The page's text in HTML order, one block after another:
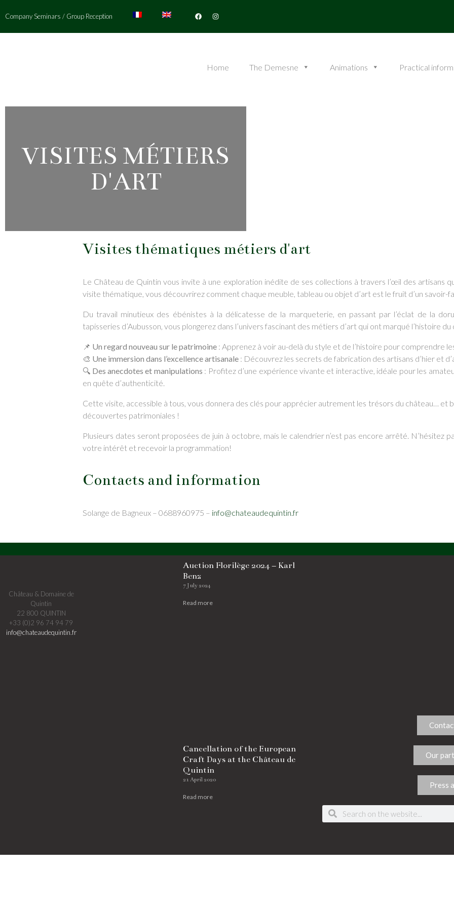
Company Seminars / Group Reception
Home The Demesne Animations Practical
VISITES MÉTIERS
D'ART
Visites thématiques métiers d'art
Le Château de Quintin vous invite à une exploration inédite de ses collections à travers l’œil des artisans
visite thématique, vous découvrirez comment chaque meuble, tableau ou objet d’art est le fruit d’un savoir-
Du travail minutieux des ébénistes à la délicatesse de la marqueterie, en passant par l’éclat de la
tapisseries d’Aubusson, vous plongerez dans l’univers fascinant des métiers d’art qui ont marqué l’histoire du
📌 Un regard nouveau sur le patrimoine: Apprenez à voir au-delà du style et de l’histoire pour comprendre
🎨 Une immersion dans l’excellence artisanale: Découvrez les secrets de fabrication des artisans d’hier et
🔍 Des anecdotes et manipulations : Profitez d’une expérience vivante et interactive, idéale pour les
en quête d’authenticité.
Cette visite, accessible à tous, vous donnera des clés pour apprécier autrement les trésors du château… et
découvertes patrimoniales !
Plusieurs dates seront proposées de juin à octobre, mais le calendrier n’est pas encore arrêté. N’hésitez
votre intérêt et recevoir la programmation!
Contacts and information
Solange de Bagneux – 0688960975 – info@chateaudequintin.fr
Cancellation of the European
Days at the Château de
Read more